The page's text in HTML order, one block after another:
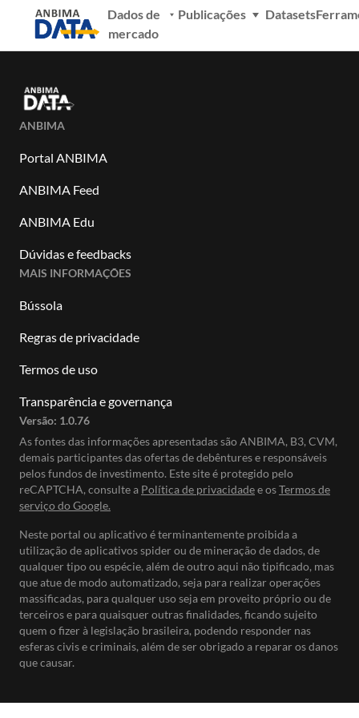
Dados de
mercado
Publicações Datasets
ANBIMA
Portal ANBIMA
ANBIMA Feed
ANBIMA Edu
Dúvidas e feedbacks
MAIS INFORMAÇÕES
Bússola
Regras de privacidade
Termos de uso
Transparência e governança
Versão: 1.0.76
As fontes das informações apresentadas são ANBIMA, B3, CVM,
demais participantes das ofertas de debêntures e responsáveis
pelos fundos de investimento. Este site é protegido pelo
reCAPTCHA, consulte a Política de privacidadee osTermos de
serviço do Google.
Neste portal ou aplicativo é terminantemente proibida a
utilização de aplicativos spider ou de mineração de dados, de
qualquer tipo ou espécie, além de outro aqui não tipificado, mas
que atue de modo automatizado, seja para realizar operações
massificadas, para qualquer uso seja em proveito próprio ou de
terceiros e para quaisquer outras finalidades, ficando sujeito
quem o fizer à legislação brasileira, podendo responder nas
esferas civis e criminais, além de ser obrigado a reparar os danos
que causar.